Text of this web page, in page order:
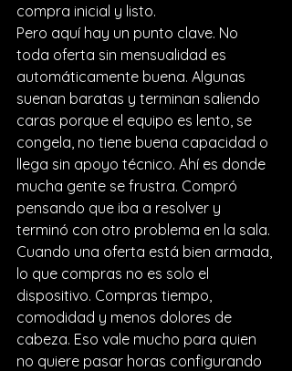
compra inicial y listo.
Pero aquí hay un punto clave. No
toda oferta sin mensualidad es
automáticamente buena. Algunas
suenan baratas y terminan saliendo
caras porque el equipo es lento, se
congela, no tiene buena capacidad o
llega sin apoyo técnico. Ahí es donde
mucha gente se frustra. Compró
pensando que iba a resolver y
terminó con otro problema en la sala.
Cuando una oferta está bien armada,
lo que compras no es solo el
dispositivo. Compras tiempo,
comodidad y menos dolores de
cabeza. Eso vale mucho para quien
no quiere pasar horas configurando